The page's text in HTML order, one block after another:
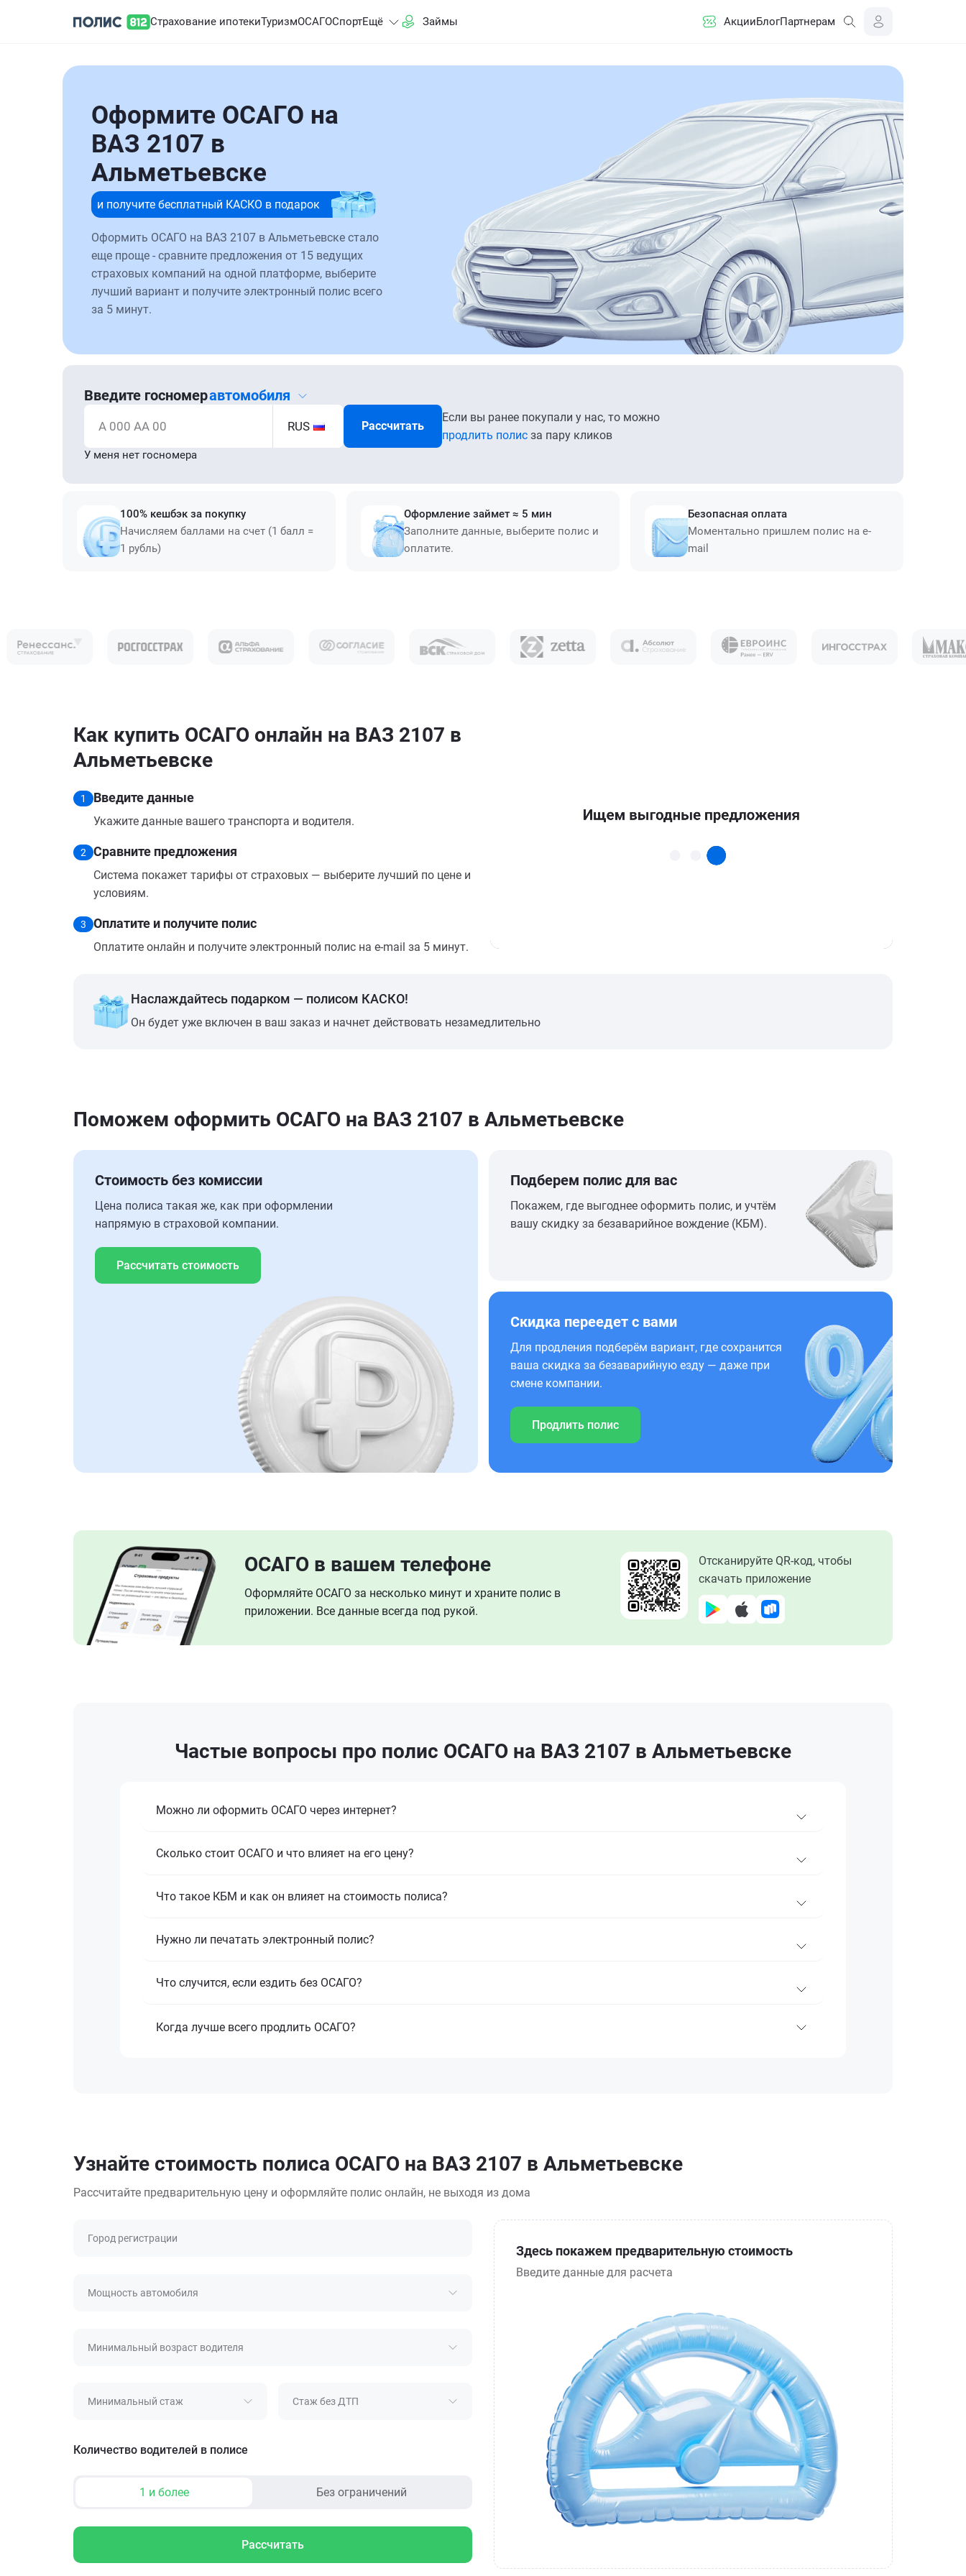
Страхование ипотекиТуризмОСАГОСпортЕщё Займы АкцииБлогПартнерам
Оформите ОСАГО на
ВАЗ 2107 в
Альметьевске
и получите бесплатный КАСКО в подарок
Оформить ОСАГО на ВАЗ 2107 в Альметьевске стало
еще проще - сравните предложения от 15 ведущих
страховых компаний на одной платформе, выберите
лучший вариант и получите электронный полис всего
за 5 минут.
Введите госномеравтомобиля
А 000 АА 00 RUS Рассчитать
Если вы ранее покупали у нас, то можно
продлить полис за пару кликов
У меня нет госномера
100% кешбэк за покупку
Начисляем баллами на счет (1 балл =
1 рубль)
Оформление займет ≈ 5 мин
Заполните данные, выберите полис и
оплатите.
Безопасная оплата
Моментально пришлем полис на e-
mail
Как купить ОСАГО онлайн на ВАЗ 2107 в
Альметьевске
1 Введите данные
Укажите данные вашего транспорта и водителя.
2 Сравните предложения
Система покажет тарифы от страховых — выберите лучший по цене и
условиям.
3 Оплатите и получите полис
Оплатите онлайн и получите электронный полис на e-mail за 5 минут.
Наслаждайтесь подарком — полисом КАСКО!
Он будет уже включен в ваш заказ и начнет действовать незамедлительно
Поможем оформить ОСАГО на ВАЗ 2107 в Альметьевске
Стоимость без комиссии
Цена полиса такая же, как при оформлении
напрямую в страховой компании.
Рассчитать стоимость
Подберем полис для вас
Покажем, где выгоднее оформить полис, и учтём
вашу скидку за безаварийное вождение (КБМ).
Скидка переедет с вами
Для продления подберём вариант, где сохранится
ваша скидка за безаварийную езду — даже при
смене компании.
Продлить полис
ОСАГО в вашем телефоне
Оформляйте ОСАГО за несколько минут и храните полис в
приложении. Все данные всегда под рукой.
Отсканируйте QR-код, чтобы
скачать приложение
Частые вопросы про полис ОСАГО на ВАЗ 2107 в Альметьевске
Можно ли оформить ОСАГО через интернет?
Сколько стоит ОСАГО и что влияет на его цену?
Что такое КБМ и как он влияет на стоимость полиса?
Нужно ли печатать электронный полис?
Что случится, если ездить без ОСАГО?
Когда лучше всего продлить ОСАГО?
Узнайте стоимость полиса ОСАГО на ВАЗ 2107 в Альметьевске
Рассчитайте предварительную цену и оформляйте полис онлайн, не выходя из дома
Город регистрации
Мощность автомобиля
Минимальный возраст водителя
Минимальный стаж Стаж без ДТП
Количество водителей в полисе
1 и более Без ограничений
Рассчитать
Здесь покажем предварительную стоимость
Введите данные для расчета